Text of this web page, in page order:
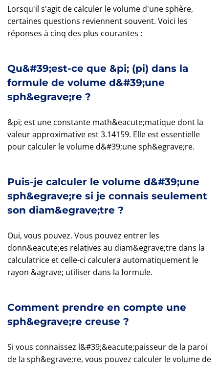
Lorsqu'il s'agit de calculer le volume d'une sphère,
certaines questions reviennent souvent. Voici les
réponses à cinq des plus courantes :
Qu&#39;est-ce que &pi; (pi) dans la
formule de volume d&#39;une
sph&egrave;re ?
&pi; est une constante math&eacute;matique dont la
valeur approximative est 3.14159. Elle est essentielle
pour calculer le volume d&#39;une sph&egrave;re.
Puis-je calculer le volume d&#39;une
sph&egrave;re si je connais seulement
son diam&egrave;tre ?
Oui, vous pouvez. Vous pouvez entrer les
donn&eacute;es relatives au diam&egrave;tre dans la
calculatrice et celle-ci calculera automatiquement le
rayon &agrave; utiliser dans la formule.
Comment prendre en compte une
sph&egrave;re creuse ?
Si vous connaissez l&#39;&eacute;paisseur de la paroi
de la sph&egrave;re, vous pouvez calculer le volume de